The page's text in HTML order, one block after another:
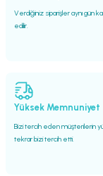
Verdiğiniz siparişler aynı gün
edilir.
Yüksek Memnuniyet
Bizi tercih eden müşterilerin
tekrar bizi tercih etti.